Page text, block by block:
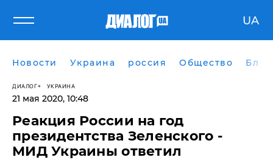
UA
Новости Украина россия Общество
ДИАЛОГ УКРАИНА
21 мая 2020, 10:48
Реакция России на год
президентства Зеленского -
МИД Украины ответил